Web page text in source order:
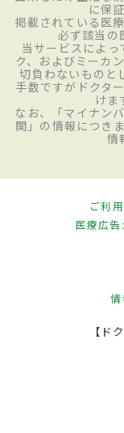
に保
掲載されている医
必ず該当の
当サービスによっ
ク、およびミーカ
切負わないものと
手数ですがドクタ
けま
なお、「マイナン
関」の情報につき
情
ご利
医療広
【ド